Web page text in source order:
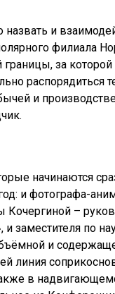
и
филиала
за
распорядиться
и
начинаются
и фотографа-
–
заместителя по
и
линия
в